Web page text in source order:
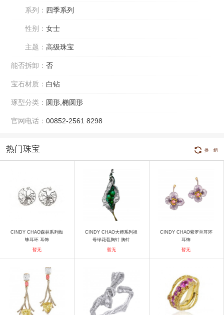
系列： 四季系列
性别： 女士
主题： 高级珠宝
能否拆卸： 否
宝石材质： 白钻
琢型分类： 圆形,椭圆形
官网电话： 00852-2561 8298
热门珠宝 换一组
CINDY CHAO森林系列蜘
蛛耳环 耳饰
暂无
CINDY CHAO大师系列祖
母绿花苞胸针 胸针
暂无
CINDY CHAO紫罗兰耳环
耳饰
暂无